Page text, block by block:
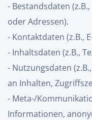
- Bestandsdaten
oder Adressen).
- Kontaktdaten (z.B.,
- Inhaltsdaten (z.B.,
- Nutzungsdaten
an Inhalten,
- Meta-/
Informationen,